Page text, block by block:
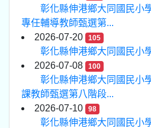
彰化縣伸港鄉大同國民小
專任輔導教師甄選第...
2026-07-20
105
彰化縣伸港鄉大同國民小
2026-07-08
100
彰化縣伸港鄉大同國民小
課教師甄選第八階段...
2026-07-10
98
彰化縣伸港鄉大同國民小